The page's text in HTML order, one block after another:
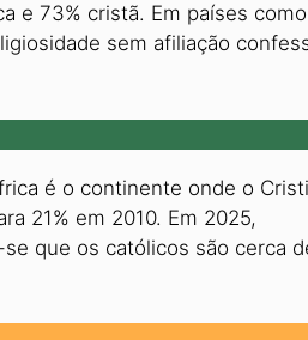
e 73% cristã. Em países
sem afiliação
é o continente onde o
21% em 2010. Em 2025,
que os católicos são cerca